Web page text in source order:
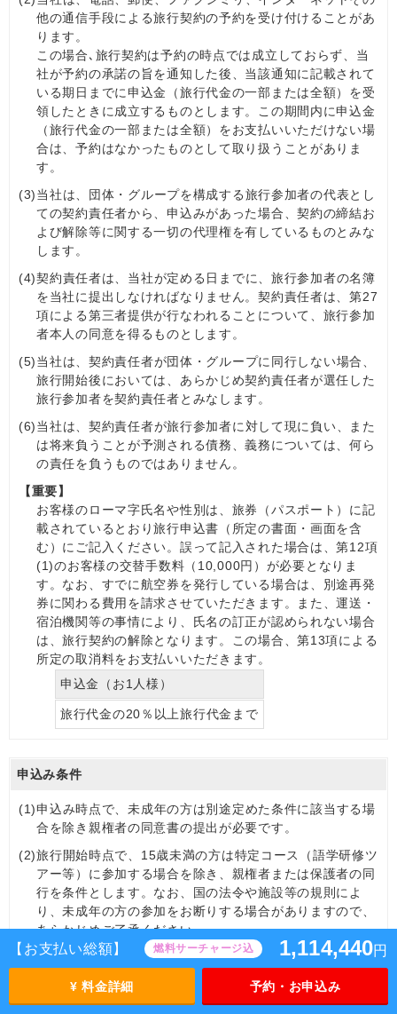
【お支払い総額】 燃料サーチャージ込 1,114,440円
¥ 料金詳細 予約・お申込み
他の通信手段による旅行契約の予約を受け付けることがあ
ります。
この場合､旅行契約は予約の時点では成立しておらず、当
社が予約の承諾の旨を通知した後、当該通知に記載されて
いる期日までに申込金（旅行代金の一部または全額）を受
領したときに成立するものとします。この期間内に申込金
（旅行代金の一部または全額）をお支払いいただけない場
合は、予約はなかったものとして取り扱うことがありま
す。
(3)当社は、団体・グループを構成する旅行参加者の代表とし
ての契約責任者から、申込みがあった場合、契約の締結お
よび解除等に関する一切の代理権を有しているものとみな
します。
(4)契約責任者は、当社が定める日までに、旅行参加者の名簿
を当社に提出しなければなりません。契約責任者は、第27
項による第三者提供が行なわれることについて、旅行参加
者本人の同意を得るものとします。
(5)当社は、契約責任者が団体・グループに同行しない場合、
旅行開始後においては、あらかじめ契約責任者が選任した
旅行参加者を契約責任者とみなします。
(6)当社は、契約責任者が旅行参加者に対して現に負い、また
は将来負うことが予測される債務、義務については、何ら
の責任を負うものではありません。
【重要】
お客様のローマ字氏名や性別は、旅券（パスポート）に記
載されているとおり旅行申込書（所定の書面・画面を含
む）にご記入ください。誤って記入された場合は、第12項
(1)のお客様の交替手数料（10,000円）が必要となりま
す。なお、すでに航空券を発行している場合は、別途再発
券に関わる費用を請求させていただきます。また、運送・
宿泊機関等の事情により、氏名の訂正が認められない場合
は、旅行契約の解除となります。この場合、第13項による
所定の取消料をお支払いいただきます。
申込金（お1人様）
旅行代金の20％以上旅行代金まで
申込み条件
(1)申込み時点で、未成年の方は別途定めた条件に該当する場
合を除き親権者の同意書の提出が必要です。
(2)旅行開始時点で、15歳未満の方は特定コース（語学研修ツ
アー等）に参加する場合を除き、親権者または保護者の同
行を条件とします。なお、国の法令や施設等の規則によ
り、未成年の方の参加をお断りする場合がありますので、
あらかじめご了承ください。
(3)特別の条件を定めたコースについて、性別、年令、資格、
は、申込みをお断わりすることがあります。